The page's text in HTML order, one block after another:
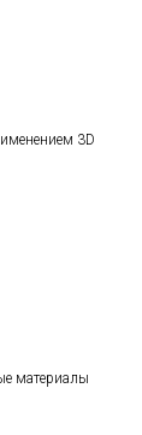
3D
материалы